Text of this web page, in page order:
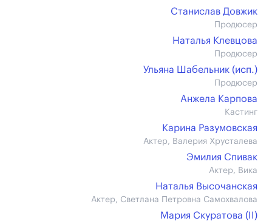
Станислав Довжик
Продюсер
Наталья Клевцова
Продюсер
Ульяна Шабельник (иcп.)
Продюсер
Анжела Карпова
Кастинг
Карина Разумовская
Актер, Валерия Хрусталева
Эмилия Спивак
Актер, Вика
Наталья Высочанская
Актер, Светлана Петровна Самохвалова
Мария Скуратова (II)